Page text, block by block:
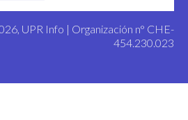
UPR Info | Organización n° CHE-
454.230.023